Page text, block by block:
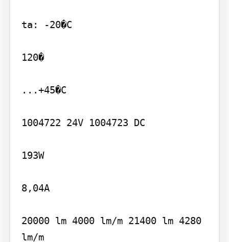
ta: -20�C
120�
...+45�C
1004722 24V 1004723 DC
193W
8,04A
20000 lm 4000 lm/m 21400 lm 4280
lm/m